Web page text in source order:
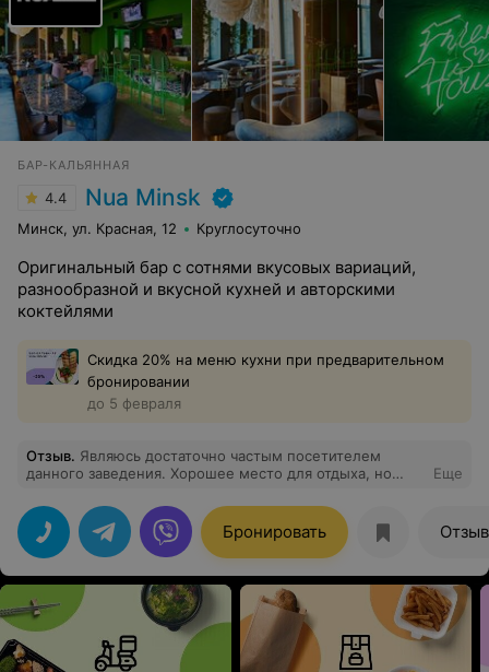
БАР-КАЛЬЯННАЯ
4.4 Nua Minsk
Минск, ул. Красная, 12 Круглосуточно
Оригинальный бар с сотнями вкусовых вариаций,
разнообразной и вкусной кухней и авторскими
коктейлями
Скидка 20% на меню кухни при предварительном
бронировании
до 5 февраля
Отзыв. Являюсь достаточно частым посетителем
данного заведения. Хорошее место для отдыха, но
суперская!))
Еще
Бронировать